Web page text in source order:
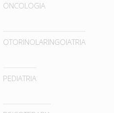
ONCOLOGIA
OTORINOLARINGOIATRIA
PEDIATRIA